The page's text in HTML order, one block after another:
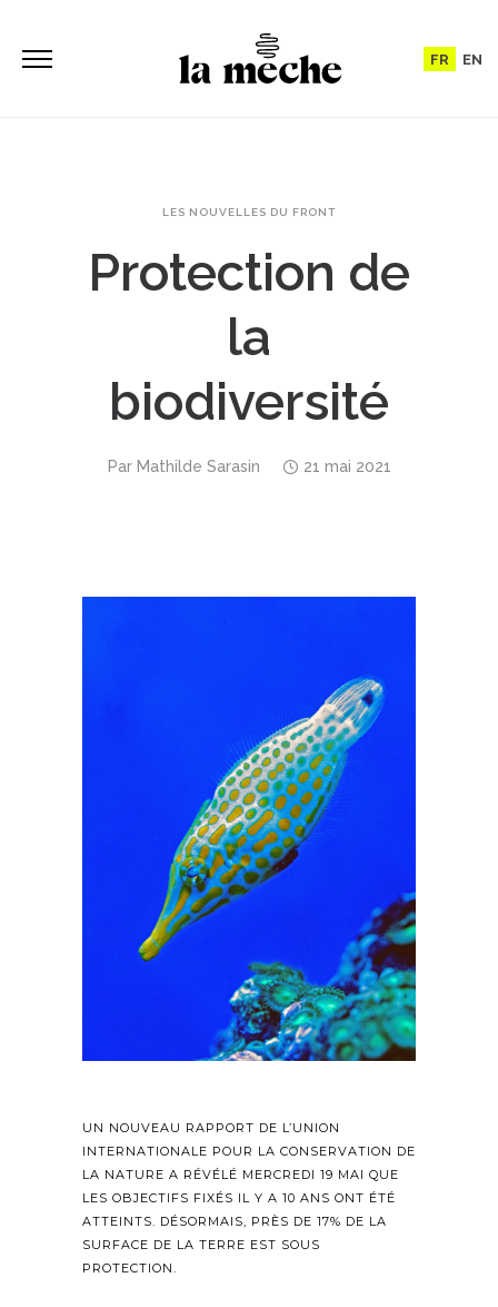
FR EN
LES NOUVELLES DU FRONT
Protection de
la
biodiversité
Par Mathilde Sarasin 21 mai 2021
UN NOUVEAU RAPPORT DE L’UNION
INTERNATIONALE POUR LA CONSERVATION DE
LA NATURE A RÉVÉLÉ MERCREDI 19 MAI QUE
LES OBJECTIFS FIXÉS IL Y A 10 ANS ONT ÉTÉ
ATTEINTS. DÉSORMAIS, PRÈS DE 17% DE LA
SURFACE DE LA TERRE EST SOUS
PROTECTION.